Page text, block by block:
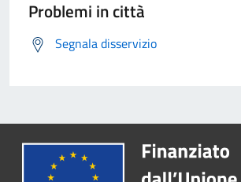
Problemi in città
Segnala disservizio